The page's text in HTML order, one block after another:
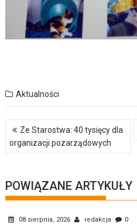
Aktualności
Nawigacja
wpisu
Ze Starostwa: 40 tysięcy dla
organizacji pozarządowych
POWIĄZANE ARTYKUŁY
08 sierpnia, 2026 redakcja 0